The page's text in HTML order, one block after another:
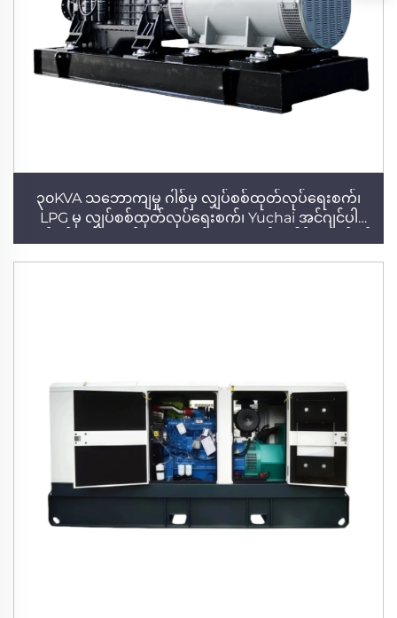
၃၀KVA သဘောကျမှု ဂါစ်မှ လျှပ်စစ်ထုတ်လုပ်ရေးစက်၊
LPG မှ လျှပ်စစ်ထုတ်လုပ်ရေးစက်၊ Yuchai အင်ဂျင်ပါ